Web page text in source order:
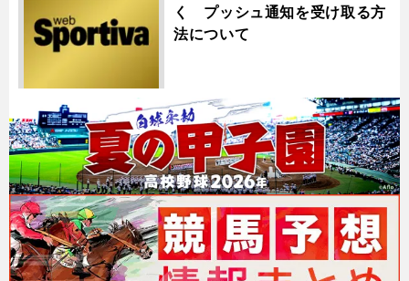
く プッシュ通知を受け取る方
法について